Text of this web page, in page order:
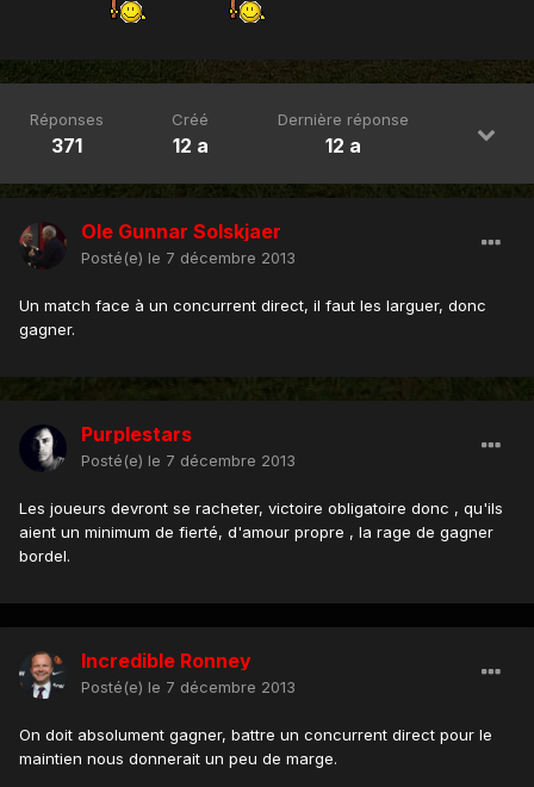
Réponses
371
Créé
12 a
Dernière réponse
12 a
Ole Gunnar Solskjaer
Posté(e) le 7 décembre 2013
Un match face à un concurrent direct, il faut les larguer, donc
gagner.
Purplestars
Posté(e) le 7 décembre 2013
Les joueurs devront se racheter, victoire obligatoire donc , qu'ils
aient un minimum de fierté, d'amour propre , la rage de gagner
bordel.
Incredible Ronney
Posté(e) le 7 décembre 2013
On doit absolument gagner, battre un concurrent direct pour le
maintien nous donnerait un peu de marge.